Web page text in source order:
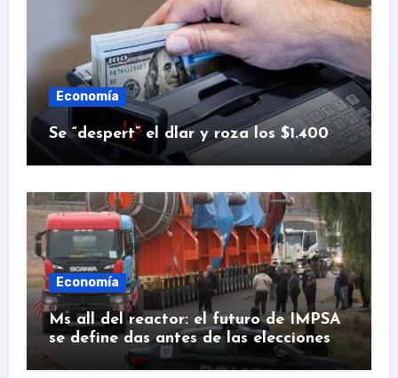
Economía
Se “despert” el dlar y roza los $1.400
Economía
Ms all del reactor: el futuro de IMPSA
se define das antes de las elecciones